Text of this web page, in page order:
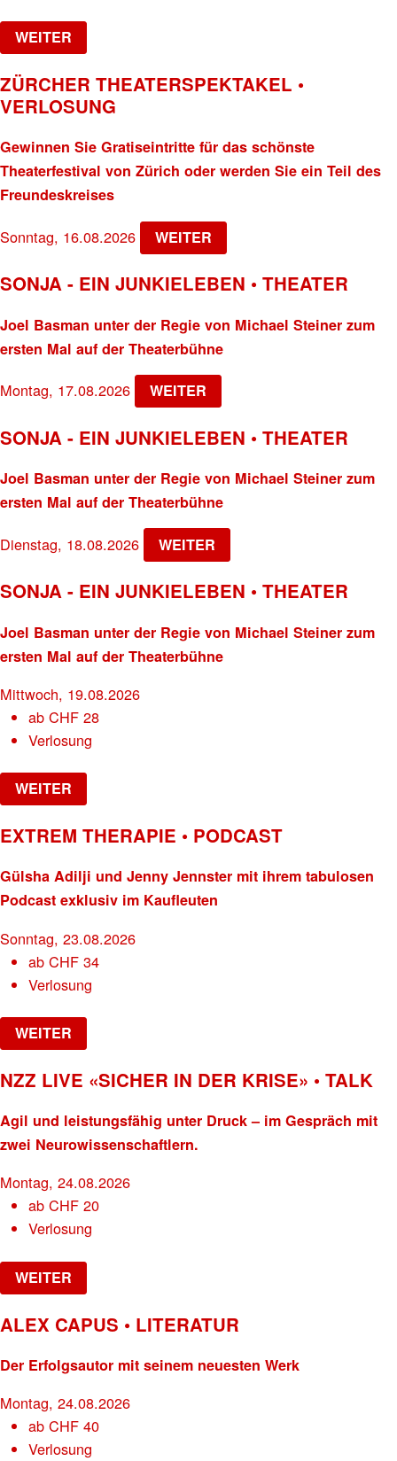
WEITER
ZÜRCHER THEATERSPEKTAKEL •
VERLOSUNG
Gewinnen Sie Gratiseintritte für das schönste
Theaterfestival von Zürich oder werden Sie ein Teil des
Freundeskreises
Sonntag, 16.08.2026 WEITER
SONJA - EIN JUNKIELEBEN • THEATER
Joel Basman unter der Regie von Michael Steiner zum
ersten Mal auf der Theaterbühne
Montag, 17.08.2026 WEITER
SONJA - EIN JUNKIELEBEN • THEATER
Joel Basman unter der Regie von Michael Steiner zum
ersten Mal auf der Theaterbühne
Dienstag, 18.08.2026 WEITER
SONJA - EIN JUNKIELEBEN • THEATER
Joel Basman unter der Regie von Michael Steiner zum
ersten Mal auf der Theaterbühne
Mittwoch, 19.08.2026
abCHF 28
Verlosung
WEITER
EXTREM THERAPIE • PODCAST
Gülsha Adilji und Jenny Jennster mit ihrem tabulosen
Podcast exklusiv im Kaufleuten
Sonntag, 23.08.2026
abCHF 34
Verlosung
WEITER
NZZ LIVE «SICHER IN DER KRISE» • TALK
Agil und leistungsfähig unter Druck – im Gespräch mit
zwei Neurowissenschaftlern.
Montag, 24.08.2026
abCHF 20
Verlosung
WEITER
ALEX CAPUS • LITERATUR
Der Erfolgsautor mit seinem neuesten Werk
Montag, 24.08.2026
abCHF 40
Verlosung